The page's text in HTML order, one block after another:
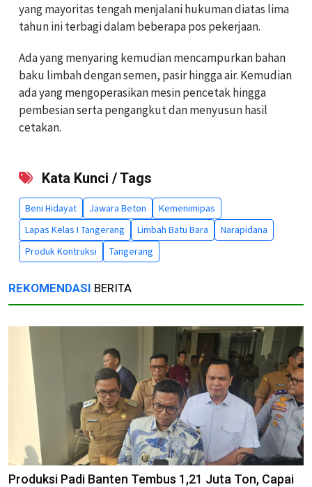
yang mayoritas tengah menjalani hukuman diatas lima
tahun ini terbagi dalam beberapa pos pekerjaan.
Ada yang menyaring kemudian mencampurkan bahan
baku limbah dengan semen, pasir hingga air. Kemudian
ada yang mengoperasikan mesin pencetak hingga
pembesian serta pengangkut dan menyusun hasil
cetakan.
Kata Kunci / Tags
Beni Hidayat Jawara Beton
Kemenimipas
Lapas Kelas I Tangerang
Limbah Batu Bara
Narapidana
Produk Kontruksi
Tangerang
REKOMENDASI BERITA
Produksi Padi Banten Tembus 1,21 Juta Ton, Capai